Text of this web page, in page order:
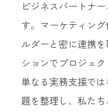
ビジネスパートナ
す。マーケティン
ルダーと密に連携
ションでプロジェ
単なる実務支援で
題を整理し、私た